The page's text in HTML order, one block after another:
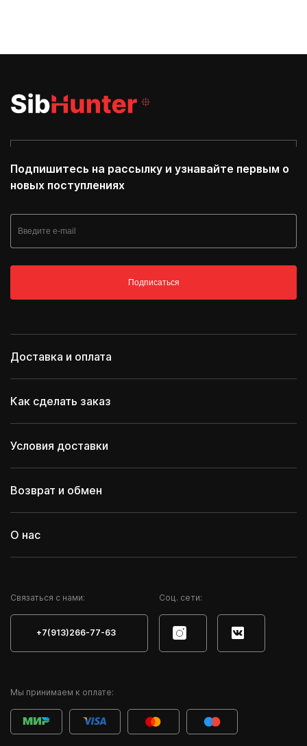
Подпишитесь на рассылку и узнавайте первым о
новых поступлениях
Подписаться
Доставка и оплата
Как сделать заказ
Условия доставки
Возврат и обмен
О нас
Мы принимаем к оплате:
Cвязаться с нами:
+7(913)266-77-63
Соц. сети: